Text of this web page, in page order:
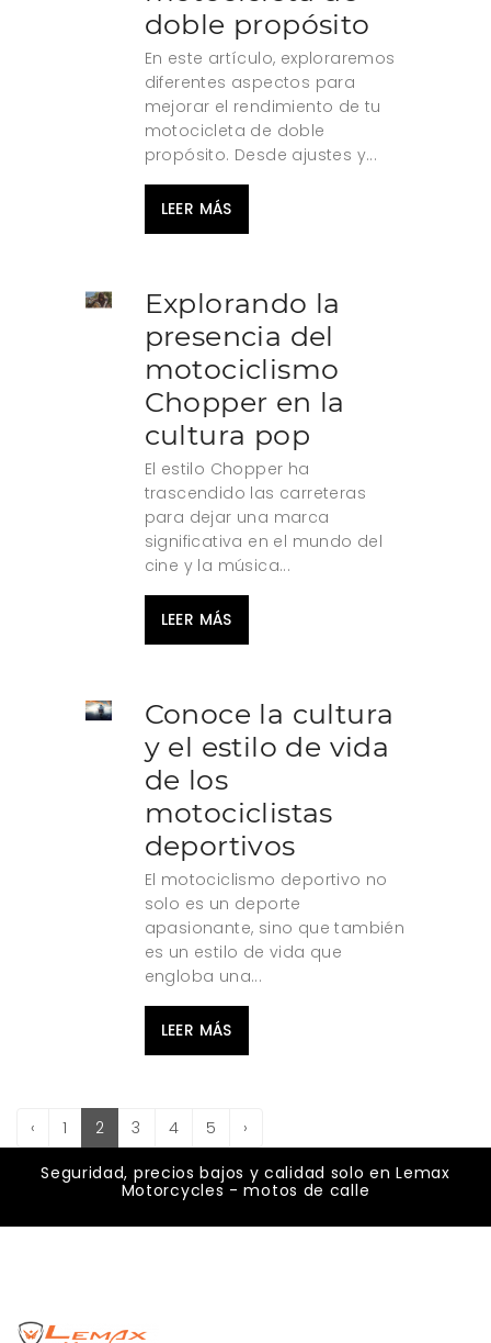
doble propósito
En este artículo, exploraremos
diferentes aspectos para
mejorar el rendimiento de tu
motocicleta de doble
propósito. Desde ajustes y...
LEER MÁS
Explorando la
presencia del
motociclismo
Chopper en la
cultura pop
El estilo Chopper ha
trascendido las carreteras
para dejar una marca
significativa en el mundo del
cine y la música...
LEER MÁS
Conoce la cultura
y el estilo de vida
de los
motociclistas
deportivos
El motociclismo deportivo no
solo es un deporte
apasionante, sino que también
es un estilo de vida que
engloba una...
LEER MÁS
‹ 1 2 3 4 5 ›
Seguridad, precios bajos y calidad solo en Lemax
Motorcycles - motos de calle